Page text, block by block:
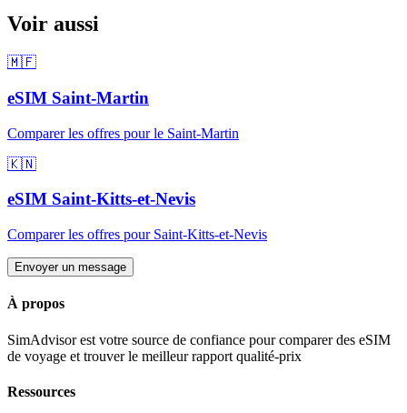
Voir aussi
🇲🇫
eSIM Saint-Martin
Comparer les offres pourle Saint-Martin
🇰🇳
eSIM Saint-Kitts-et-Nevis
Comparer les offres pour Saint-Kitts-et-Nevis
Envoyer un message
À propos
SimAdvisor est votre source de confiance pour comparer des eSIM
de voyage et trouver le meilleur rapport qualité-prix
Ressources